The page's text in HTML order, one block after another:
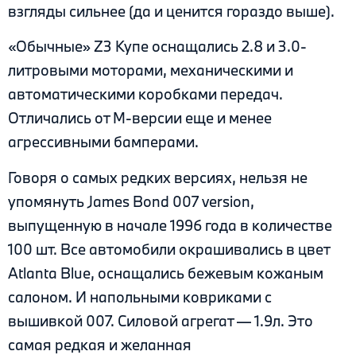
взгляды сильнее (да и ценится гораздо выше).
«Обычные» Z3 Купе оснащались 2.8 и 3.0-
литровыми моторами, механическими и
автоматическими коробками передач.
Отличались от М-версии еще и менее
агрессивными бамперами.
Говоря о самых редких версиях, нельзя не
упомянуть James Bond 007 version,
выпущенную в начале 1996 года в количестве
100 шт. Все автомобили окрашивались в цвет
Atlanta Blue, оснащались бежевым кожаным
салоном. И напольными ковриками с
вышивкой 007. Силовой агрегат — 1.9л. Это
самая редкая и желанная